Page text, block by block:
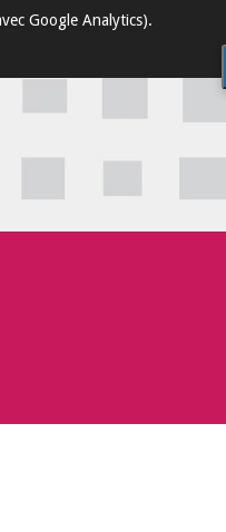
Google Analytics).